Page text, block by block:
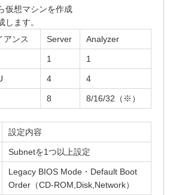
仮想マシンを作成
します。
アンス
Server Analyzer
1 1
4 4
8 8/16/32（※）
設定内容
Subnetを1つ以上設定
Legacy BIOS Mode・Default Boot
Order（CD-ROM,Disk,Network）